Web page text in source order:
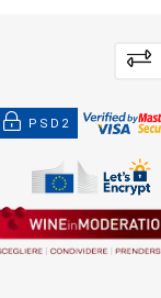
PSD2